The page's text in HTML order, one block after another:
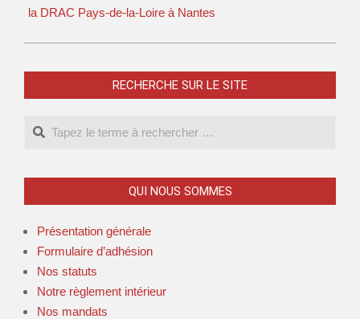
la DRAC Pays-de-la-Loire à Nantes
RECHERCHE SUR LE SITE
QUI NOUS SOMMES
Présentation générale
Formulaire d’adhésion
Nos statuts
Notre règlement intérieur
Nos mandats